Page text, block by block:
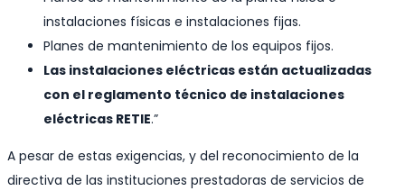
instalaciones físicas e instalaciones fijas.
Planes de mantenimiento de los equipos fijos.
Las instalaciones eléctricas están actualizadas
con el reglamento técnico de instalaciones
eléctricas RETIE.”
A pesar de estas exigencias, y del reconocimiento de la
directiva de las instituciones prestadoras de servicios de